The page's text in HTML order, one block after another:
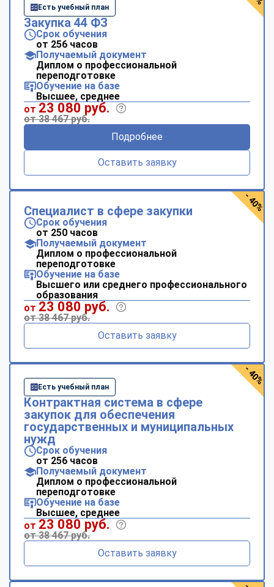
Есть учебный план
Закупка 44 ФЗ
Срок обучения
от 256 часов
Получаемый документ
Диплом о профессиональной
переподготовке
Обучение на базе
Высшее, среднее
от 23 080 руб.
от 38 467 руб.
Подробнее
Оставить заявку
Специалист в сфере закупки
Срок обучения
от 250 часов
Получаемый документ
Диплом о профессиональной
переподготовке
Обучение на базе
Высшего или среднего профессионального
образования
от 23 080 руб.
от 38 467 руб.
Оставить заявку
- 40%
Есть учебный план
Контрактная система в сфере
закупок для обеспечения
государственных и муниципальных
нужд
Срок обучения
от 256 часов
Получаемый документ
Диплом о профессиональной
переподготовке
Обучение на базе
Высшее, среднее
от 23 080 руб.
от 38 467 руб.
Оставить заявку
- 40%